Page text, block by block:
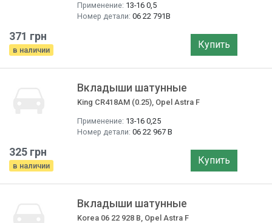
Применение: 13-16 0,5
Номер детали: 06 22 791B
371 грн
в наличии Купить
Вкладыши шатунные
King CR418AM (0.25), Opel Astra F
Применение: 13-16 0,25
Номер детали: 06 22 967 B
325 грн
в наличии Купить
Вкладыши шатунные
Korea 06 22 928 B, Opel Astra F